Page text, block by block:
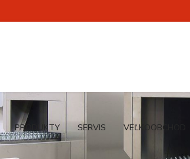
PRODUKTY SERVIS VEĽKOOBCHOD